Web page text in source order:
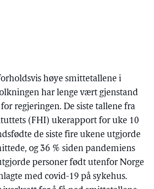
høye smittetallene i
har lenge vært gjenstand
regjeringen. De siste tallene fra
(FHI) ukerapport for uke 10
de siste fire ukene utgjorde
og 36 % siden pandemiens
personer født utenfor Norge
med covid-19 på sykehus.